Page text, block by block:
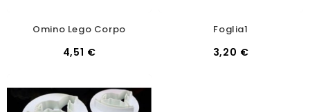
Omino Lego Corpo
Prezzo
4,51 €
Foglia1
Prezzo
3,20 €